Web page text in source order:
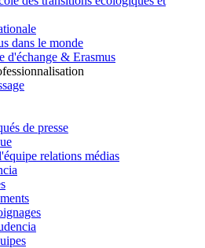
dans le monde
d'échange & Erasmus
de presse
relations médias